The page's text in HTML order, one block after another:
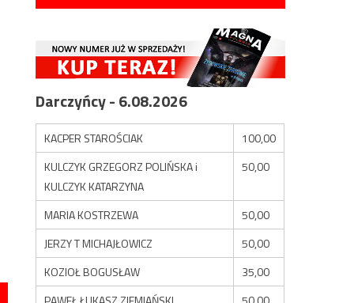
Darczyńcy - 6.08.2026
KACPER STAROŚCIAK
100,00
KULCZYK GRZEGORZ POLIŃSKA i
KULCZYK KATARZYNA
50,00
MARIA KOSTRZEWA
50,00
JERZY T MICHAJŁOWICZ
50,00
KOZIOŁ BOGUSŁAW
35,00